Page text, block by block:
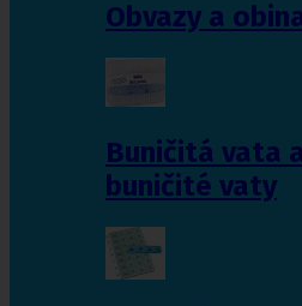
Obvazy a
Buničitá vata
buničité vaty